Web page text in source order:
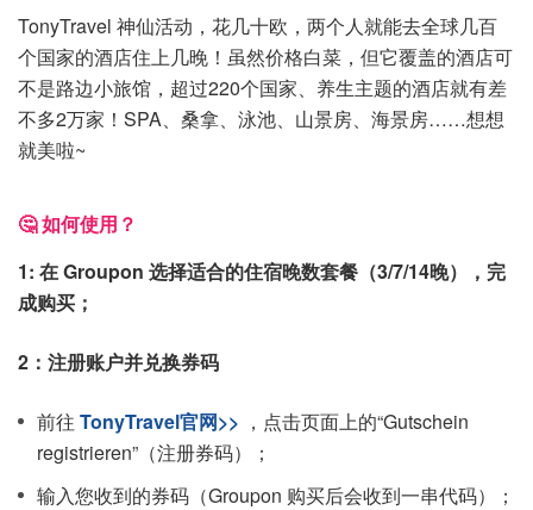
TonyTravel 神仙活动，花几十欧，两个人就能去全球几百
个国家的酒店住上几晚！虽然价格白菜，但它覆盖的酒店可
不是路边小旅馆，超过220个国家、养生主题的酒店就有差
不多2万家！SPA、桑拿、泳池、山景房、海景房……想想
就美啦~
🤔 如何使用？
1: 在 Groupon 选择适合的住宿晚数套餐（3/7/14晚），完
成购买；
2：注册账户并兑换券码
前往 TonyTravel官网>> ，点击页面上的“Gutschein
registrieren”（注册券码）；
输入您收到的券码（Groupon 购买后会收到一串代码）；